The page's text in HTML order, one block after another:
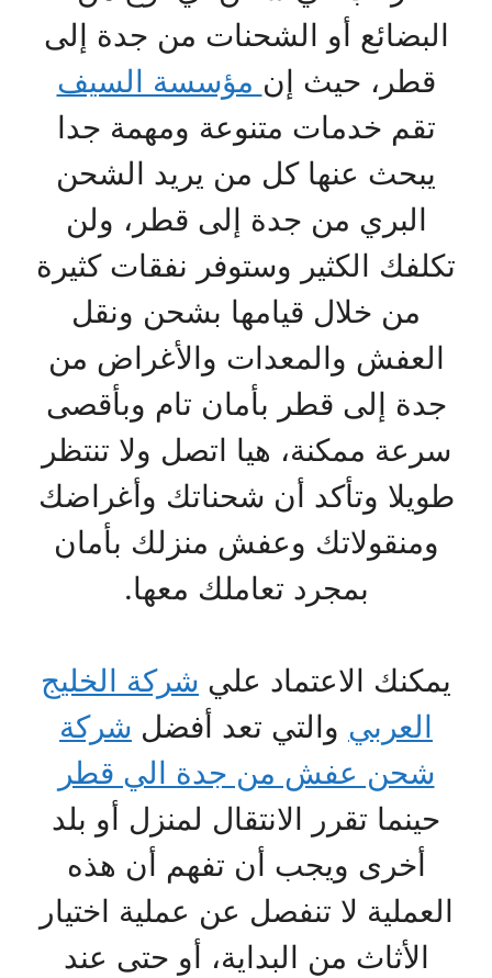
البضائع أو الشحنات من جدة إلى
قطر، حيث إن مؤسسة السيف
تقم خدمات متنوعة ومهمة جدا
يبحث عنها كل من يريد الشحن
البري من جدة إلى قطر، ولن
تكلفك الكثير وستوفر نفقات كثيرة
من خلال قيامها بشحن ونقل
العفش والمعدات والأغراض من
جدة إلى قطر بأمان تام وبأقصى
سرعة ممكنة، هيا اتصل ولا تنتظر
طويلا وتأكد أن شحناتك وأغراضك
ومنقولاتك وعفش منزلك بأمان
بمجرد تعاملك معها.
يمكنك الاعتماد علي شركة الخليج
العربي والتي تعد أفضل شركة
شحن عفش من جدة الي قطر
حينما تقرر الانتقال لمنزل أو بلد
أخرى ويجب أن تفهم أن هذه
العملية لا تنفصل عن عملية اختيار
الأثاث من البداية، أو حتى عند